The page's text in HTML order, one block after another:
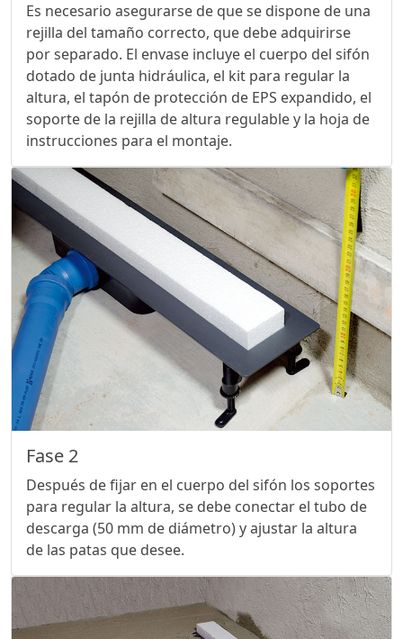
Es necesario asegurarse de que se dispone de una
rejilla del tamaño correcto, que debe adquirirse
por separado. El envase incluye el cuerpo del sifón
dotado de junta hidráulica, el kit para regular la
altura, el tapón de protección de EPS expandido, el
soporte de la rejilla de altura regulable y la hoja de
instrucciones para el montaje.
Fase 2
Después de fijar en el cuerpo del sifón los soportes
para regular la altura, se debe conectar el tubo de
descarga (50 mm de diámetro) y ajustar la altura
de las patas que desee.